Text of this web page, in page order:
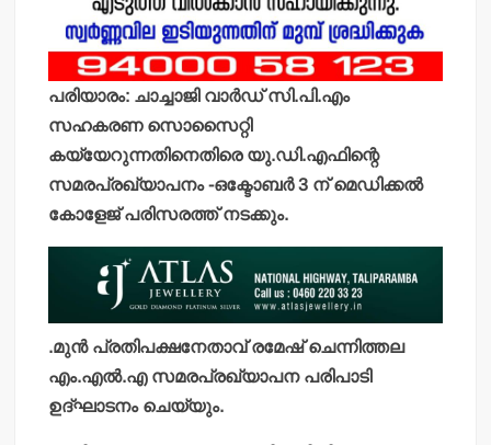
പരിയാരം: ചാച്ചാജി വാര്‍ഡ് സി.പി.എം
സഹകരണ സൊസൈറ്റി
കയ്യേറുന്നതിനെതിരെ യു.ഡി.എഫിന്റെ
സമരപ്രഖ്യാപനം -ഒക്ടോബര്‍ 3 ന് മെഡിക്കല്‍
കോളേജ് പരിസരത്ത് നടക്കും.
.മുന്‍ പ്രതിപക്ഷനേതാവ് രമേഷ് ചെന്നിത്തല
എം.എല്‍.എ സമരപ്രഖ്യാപന പരിപാടി
ഉദ്ഘാടനം ചെയ്യും.